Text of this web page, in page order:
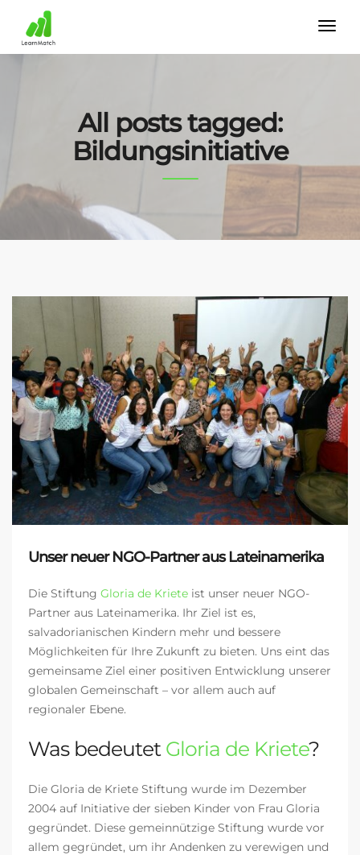
All posts tagged:
Bildungsinitiative
Unser neuer NGO-Partner aus Lateinamerika
Die Stiftung Gloria de Kriete ist unser neuer NGO-
Partner aus Lateinamerika. Ihr Ziel ist es,
salvadorianischen Kindern mehr und bessere
Möglichkeiten für Ihre Zukunft zu bieten. Uns eint das
gemeinsame Ziel einer positiven Entwicklung unserer
globalen Gemeinschaft – vor allem auch auf
regionaler Ebene.
Was bedeutet Gloria de Kriete?
Die Gloria de Kriete Stiftung wurde im Dezember
2004 auf Initiative der sieben Kinder von Frau Gloria
gegründet. Diese gemeinnützige Stiftung wurde vor
allem gegründet, um ihr Andenken zu verewigen und